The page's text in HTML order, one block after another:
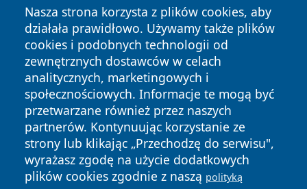
Nasza strona korzysta z plików cookies, aby
działała prawidłowo. Używamy także plików
cookies i podobnych technologii od
zewnętrznych dostawców w celach
analitycznych, marketingowych i
społecznościowych. Informacje te mogą być
przetwarzane również przez naszych
partnerów. Kontynuując korzystanie ze
strony lub klikając „Przechodzę do serwisu",
wyrażasz zgodę na użycie dodatkowych
plików cookies zgodnie z naszą polityką
Copyright © 2026 dabrowski24.pl Wszystkie prawa
zastrzeżone.
News Autorzy
Polityka
Prywatności
Polityka
Cookies